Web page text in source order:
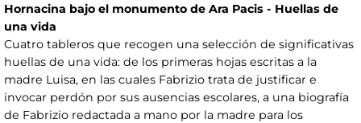
Hornacina bajo el monumento de Ara Pacis - Huellas de
una vida
Cuatro tableros que recogen una selección de significativas
huellas de una vida: de los primeras hojas escritas a la
madre Luisa, en las cuales Fabrizio trata de justificar e
invocar perdón por sus ausencias escolares, a una biografía
de Fabrizio redactada a mano por la madre para los